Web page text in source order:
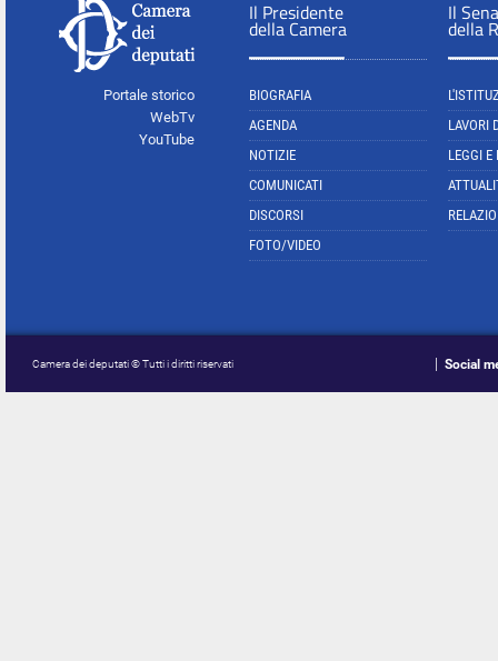
Portale storico
WebTv
YouTube
Il Presidente
della Camera
BIOGRAFIA
AGENDA
NOTIZIE
COMUNICATI
DISCORSI
FOTO/VIDEO
Il
della
LAVORI
LEGGI E
Camera dei deputati © Tutti i diritti riservati Social